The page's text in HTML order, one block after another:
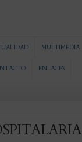
MULTIMEDIA
ENLACES